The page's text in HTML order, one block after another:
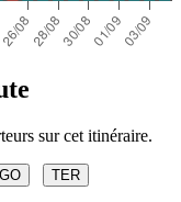
sur cet itinéraire.
TER